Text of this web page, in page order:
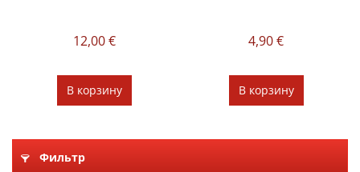
12,00 €
В корзину
4,90 €
В корзину
Фильтр